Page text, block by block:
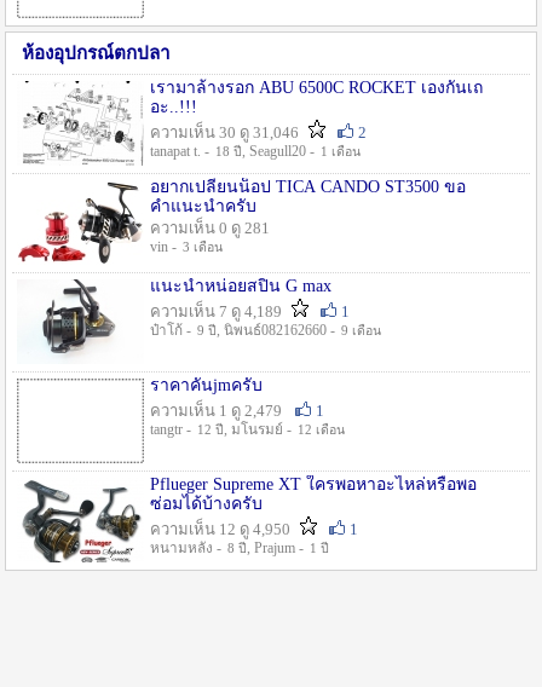
ห้องอุปกรณ์ตกปลา
เรามาล้างรอก ABU 6500C ROCKET เองกันเถ
อะ..!!!
ความเห็น 30 ดู 31,046
2
tanapat t. - 18 ปี , Seagull20 - 1 เดือน
อยากเปลี่ยนน็อป TICA CANDO ST3500 ขอ
คำแนะนำครับ
ความเห็น 0 ดู 281
vin - 3 เดือน
แนะนำหน่อยสปิน G max
ความเห็น 7 ดู 4,189
1
ป๋าโก้ - 9 ปี , นิพนธ์082162660 - 9 เดือน
ราคาคันjmครับ
ความเห็น 1 ดู 2,479
1
tangtr - 12 ปี , มโนรมย์ - 12 เดือน
Pflueger Supreme XT ใครพอหาอะไหล่หรือพอ
ซ่อมได้บ้างครับ
ความเห็น 12 ดู 4,950
1
หนามหลัง - 8 ปี , Prajum - 1 ปี